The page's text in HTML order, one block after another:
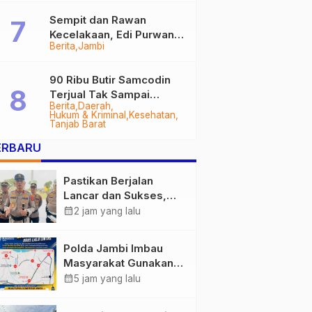
Berita Jambi
Sempit dan Rawan
Kecelakaan, Edi Purwanto
Targetkan Jalan Lintas
2028
Berita Daerah
Hukum & Kriminal
Kesehatan
Tanjab Barat
90 Ribu Butir Samcodin
Terjual Tak Sampai
Setahun, Indra Safari
Desak Audit Menyeluruh
Pastikan Berjalan
Lancar dan Sukses,
Polda Jambi Siapkan
1.848 Personel Kawal
Presisi Merdeka Run
calendar_month2 jam yang lalu
Polda Jambi Imbau
Masyarakat Gunakan
Jalur Alternatif Selama
calendar_month5 jam yang lalu